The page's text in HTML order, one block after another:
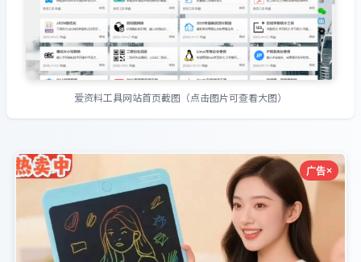
爱资料工具网站首页截图（点击图片可查看大图）